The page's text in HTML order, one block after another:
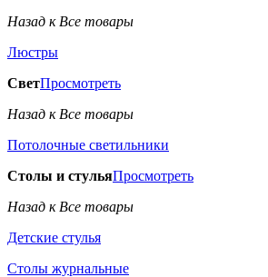
Назад к Все товары
Люстры
СветПросмотреть
Назад к Все товары
Потолочные светильники
Столы и стульяПросмотреть
Назад к Все товары
Детские стулья
Столы журнальные